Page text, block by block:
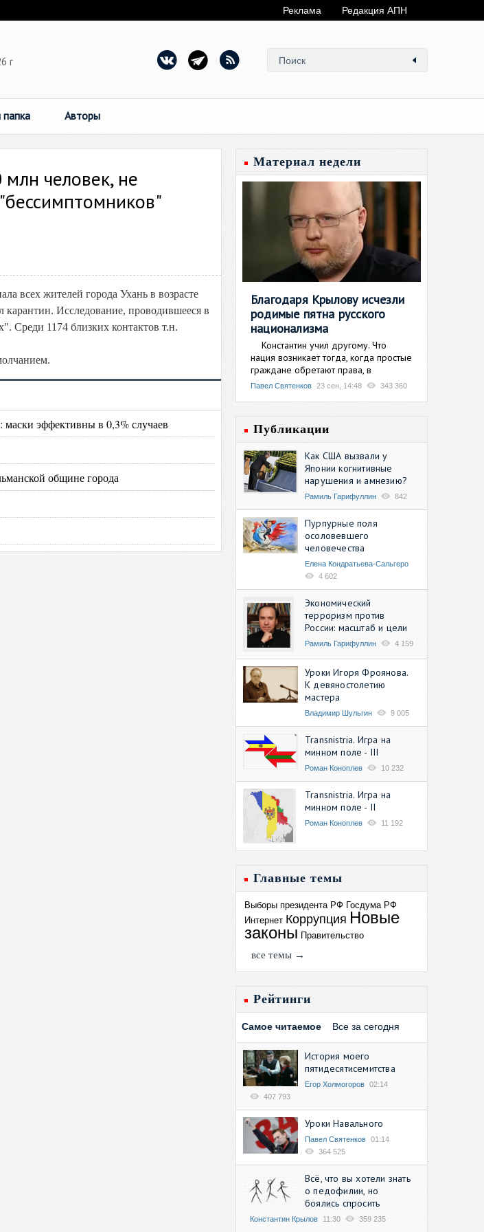
Реклама Редакция АПН
г
Авторы
человек, не
всех жителей города Ухань в возрасте
карантин. Исследование, проводившееся в
Среди 1174 близких контактов т.н.
маски эффективны в 0,3% случаев
общине города
Материал недели
Благодаря Крылову исчезли
родимые пятна русского
национализма
Константин учил другому. Что
нация возникает тогда, когда простые
граждане обретают права, в
Павел Святенков 23 сен, 14:48 343 360
Публикации
Как США вызвали у
Японии когнитивные
нарушения и амнезию?
Рамиль Гарифуллин 842
Пурпурные поля
осоловевшего
человечества
Елена Кондратьева-Сальгеро
4 602
Экономический
терроризм против
России: масштаб и цели
Рамиль Гарифуллин 4 159
Уроки Игоря Фроянова.
К девяностолетию
мастера
Владимир Шульгин 9 005
Transnistria. Игра на
минном поле - III
Роман Коноплев 10 232
Transnistria. Игра на
минном поле - II
Роман Коноплев 11 192
Главные темы
Выборы президента РФ Госдума РФ
Интернет Коррупция Новые
законы Правительство
все темы →
Рейтинги
Самое читаемое Все за сегодня
История моего
пятидесятисемитства
Егор Холмогоров 02:14
407 793
Уроки Навального
Павел Святенков 01:14
364 525
Всё, что вы хотели знать
о педофилии, но
боялись спросить
Константин Крылов 11:30 359 235